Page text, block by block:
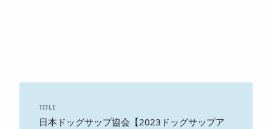
TITLE
日本ドッグサップ協会【2023ドッグサップア